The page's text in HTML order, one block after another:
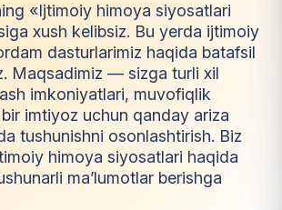
«Ijtimoiy himoya siyosatlari
xush kelibsiz. Bu yerda ijtimoiy
dasturlarimiz haqida batafsil
Maqsadimiz — sizga turli xil
imkoniyatlari, muvofiqlik
imtiyoz uchun qanday ariza
tushunishni osonlashtirish. Biz
himoya siyosatlari haqida
ma’lumotlar berishga